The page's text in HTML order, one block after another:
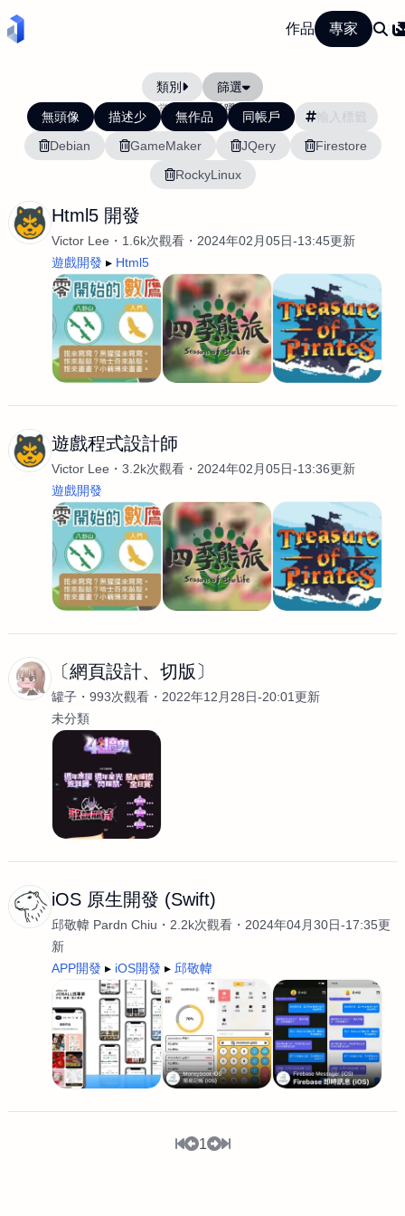
作品 專家
類別 篩選
當前排序: 活躍度
無頭像 描述少 無作品
同帳戶
Debian
GameMaker JQery
Firestore
RockyLinux
Html5 開發
Victor Lee 1.6k次觀看
2024年02月05日-13:45更新
遊戲開發
Html5
遊戲程式設計師
Victor Lee 3.2k次觀看
2024年02月05日-13:36更新
遊戲開發
〔網頁設計、切版〕
罐子 993次觀看
2022年12月28日-20:01更新
未分類
iOS 原生開發 (Swift)
邱敬幃 Pardn Chiu 2.2k次觀看
2024年04月30日-17:35更
新
APP開發
iOS開發 邱敬幃
1